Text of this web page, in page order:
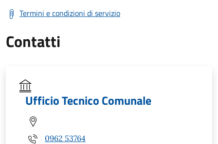
Termini e condizioni di servizio
Contatti
Ufficio Tecnico Comunale
0962 53764